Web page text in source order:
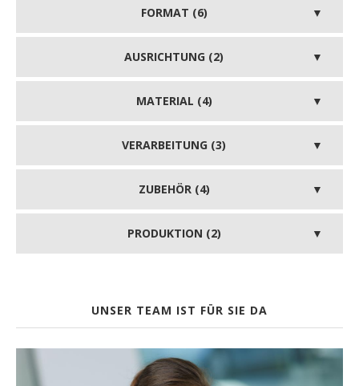
FORMAT (6)
AUSRICHTUNG (2)
MATERIAL (4)
VERARBEITUNG (3)
ZUBEHÖR (4)
PRODUKTION (2)
UNSER TEAM IST FÜR SIE DA